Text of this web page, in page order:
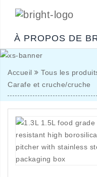
À PROPOS DE
Accueil Tous les
Carafe et cruche/cruche